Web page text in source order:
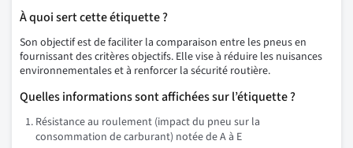
À quoi sert cette étiquette ?
Son objectif est de faciliter la comparaison entre les pneus en
fournissant des critères objectifs. Elle vise à réduire les nuisances
environnementales et à renforcer la sécurité routière.
Quelles informations sont affichées sur l’étiquette ?
Résistance au roulement (impact du pneu sur la
consommation de carburant) notée de A à E